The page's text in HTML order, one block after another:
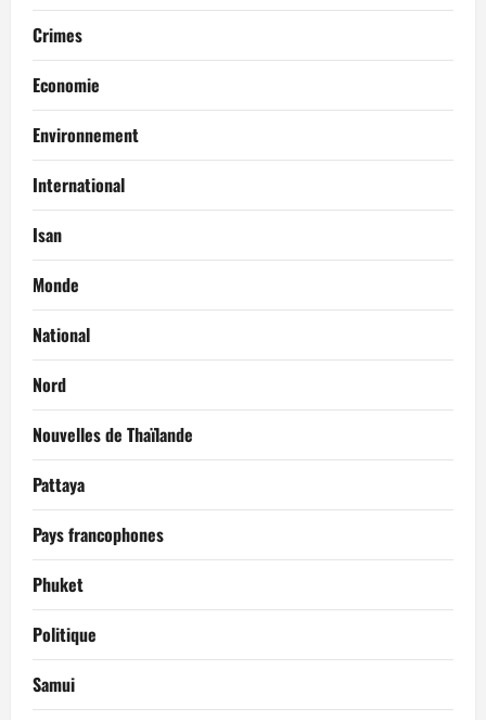
Crimes
Economie
Environnement
International
Isan
Monde
National
Nord
Nouvelles de Thaïlande
Pattaya
Pays francophones
Phuket
Politique
Samui